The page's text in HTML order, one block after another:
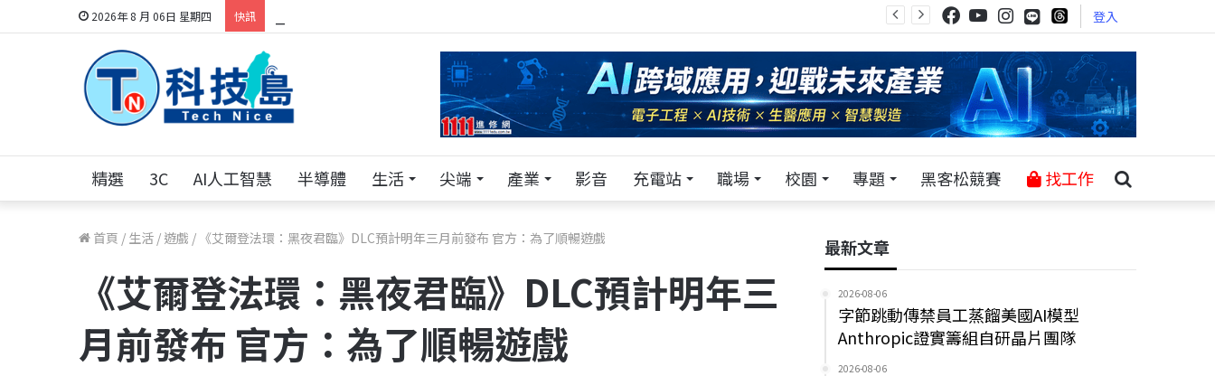
2026年 8 月 06日 星期四 快訊 登入
精選 3C AI人工智慧 半導體 生活 尖端 產業 影音 充電站 職場 校園 專題 黑客松競賽 找工作
首頁 / 生活 / 遊戲 / 《艾爾登法環：黑夜君臨》DLC預計明年三月前發布 官方：為了順暢遊戲
《艾爾登法環：黑夜君臨》DLC預計明年三
月前發布 官方：為了順暢遊戲
最新文章
2026-08-06
字節跳動傳禁員工蒸餾美國AI模型
Anthropic證實籌組自研晶片團隊
2026-08-06